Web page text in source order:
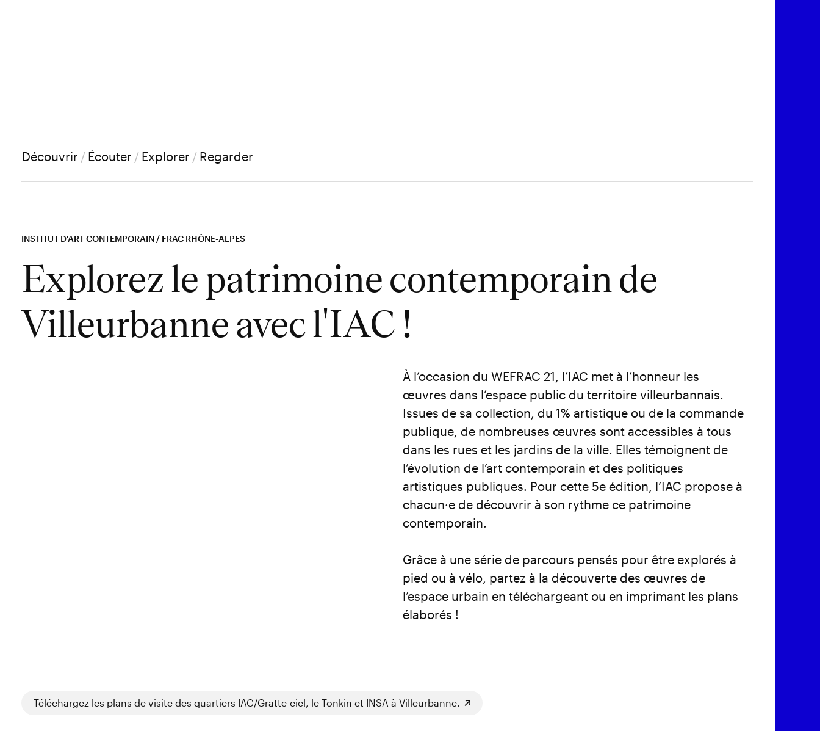
Découvrir / Écouter / Explorer / Regarder
INSTITUT D'ART CONTEMPORAIN / FRAC RHÔNE-ALPES
Explorez le patrimoine contemporain de
Villeurbanne avec l'IAC !
À l’occasion du WEFRAC 21, l’IAC met à l’honneur les
œuvres dans l’espace public du territoire villeurbannais.
Issues de sa collection, du 1% artistique ou de la commande
publique, de nombreuses œuvres sont accessibles à tous
dans les rues et les jardins de la ville. Elles témoignent de
l’évolution de l’art contemporain et des politiques
artistiques publiques. Pour cette 5e édition, l’IAC propose à
chacun·e de découvrir à son rythme ce patrimoine
contemporain.
Grâce à une série de parcours pensés pour être explorés à
pied ou à vélo, partez à la découverte des œuvres de
l’espace urbain en téléchargeant ou en imprimant les plans
élaborés !
Téléchargez les plans de visite des quartiers IAC/Gratte-ciel, le Tonkin et INSA à Villeurbanne.